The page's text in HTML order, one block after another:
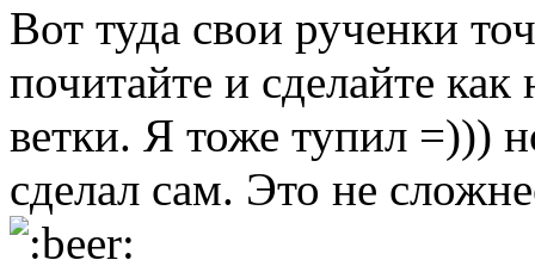
Вот туда свои рученки
почитайте и сделайте
ветки. Я тоже тупил =)))
сделал сам. Это не